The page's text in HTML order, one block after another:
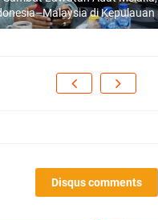
di Kepulauan
Disqus comments